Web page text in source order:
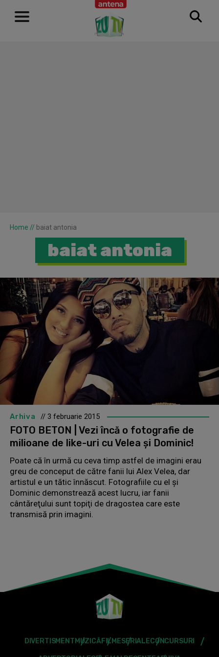
RECLAMĂ
Home // baiat antonia
baiat antonia
Arhiva // 3 februarie 2015
FOTO BETON | Vezi încă o fotografie de
milioane de like-uri cu Velea şi Dominic!
Poate că în urmă cu ceva timp astfel de imagini erau
greu de conceput de către fanii lui Alex Velea, dar
artistul e un tătic înnăscut. Fotografiile cu el şi
Dominic demonstrează acest lucru, iar fanii
cântăreţului sunt topiţi de dragostea care este
transmisă prin imagini.
DIVERTISMENT MUZICĂFILMESERIALECONCURSURI